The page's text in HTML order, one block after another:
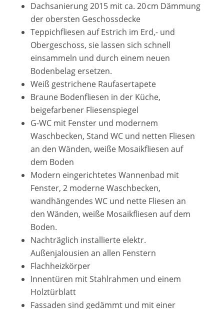
Dachsanierung 2015 mit ca. 20 cm Dämmung
der obersten Geschossdecke
Teppichfliesen auf Estrich im Erd,- und
Obergeschoss, sie lassen sich schnell
einsammeln und durch einem neuen
Bodenbelag ersetzen.
Weiß gestrichene Raufasertapete
Braune Bodenfliesen in der Küche,
beigefarbener Fliesenspiegel
G-WC mit Fenster und modernem
Waschbecken, Stand WC und netten Fliesen
an den Wänden, weiße Mosaikfliesen auf
dem Boden
Modern eingerichtetes Wannenbad mit
Fenster, 2 moderne Waschbecken,
wandhängendes WC und nette Fliesen an
den Wänden, weiße Mosaikfliesen auf dem
Boden.
Nachträglich installierte elektr.
Außenjalousien an allen Fenstern
Flachheizkörper
Innentüren mit Stahlrahmen und einem
Holztürblatt
Fassaden sind gedämmt und mit einer